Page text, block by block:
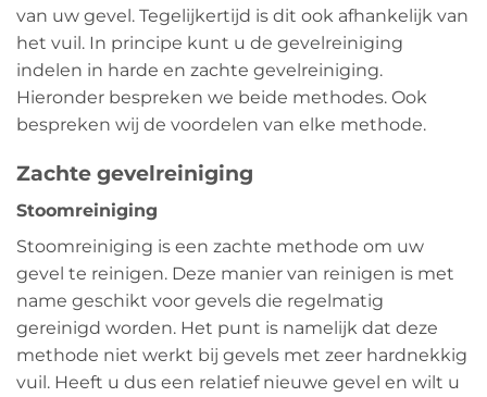
van uw gevel. Tegelijkertijd is dit ook afhankelijk van
het vuil. In principe kunt u de gevelreiniging
indelen in harde en zachte gevelreiniging.
Hieronder bespreken we beide methodes. Ook
bespreken wij de voordelen van elke methode.
Zachte gevelreiniging
Stoomreiniging
Stoomreiniging is een zachte methode om uw
gevel te reinigen. Deze manier van reinigen is met
name geschikt voor gevels die regelmatig
gereinigd worden. Het punt is namelijk dat deze
methode niet werkt bij gevels met zeer hardnekkig
vuil. Heeft u dus een relatief nieuwe gevel en wilt u